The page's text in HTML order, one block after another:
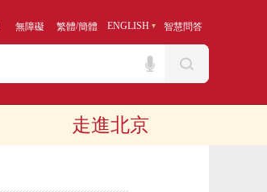
無障礙 繁體/簡體 ENGLISH 智慧問答
走進北京